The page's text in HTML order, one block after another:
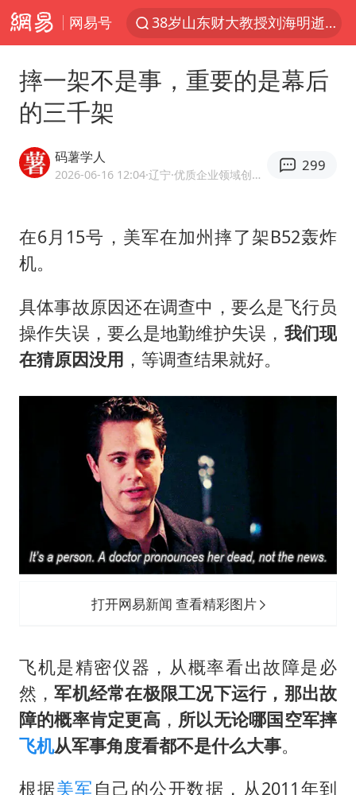
网易号
李亚鹏向地铁吐血女孩捐99999元
香港殿堂级填词人黎彼得因病离世 终年76岁
弹药库存告急 美军补货难
沙特否认与胡塞武装举行会谈
日本籍女网红在韩直播时自杀身亡
多专业取消艺考 文化工作者要有文化
汕头市政府被约谈
摔一架不是事，重要的是幕后
的三千架
码薯学人
2026-06-16 12:04·辽宁 ·优质企业领域创作者
299
在6月15号，美军在加州摔了架B52轰炸
机。
具体事故原因还在调查中，要么是飞行员
操作失误，要么是地勤维护失误， 我们现
在猜原因没用 ，等调查结果就好。
打开网易新闻 查看精彩图片
飞机是精密仪器，从概率看出故障是必
然，军机经常在极限工况下运行，那出故
障的概率肯定更高， 所以无论哪国空军摔
飞机从军事角度看都不是什么大事。
根据美军 自己的公开数据，从2011年到